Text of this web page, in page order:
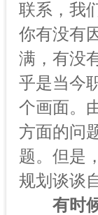
联系，我
你有没有
满，有没
乎是当今
个画面。
方面的问
题。但是
规划谈谈
有时